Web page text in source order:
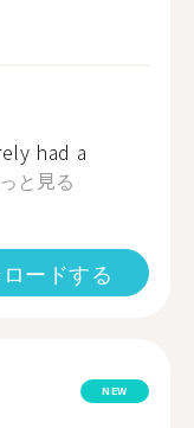
had a
と見る
ードする
NEW